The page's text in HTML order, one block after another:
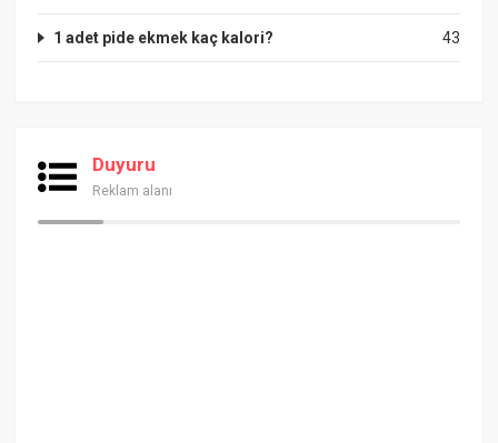
43
1 adet pide ekmek kaç kalori?
Duyuru
Reklam alanı